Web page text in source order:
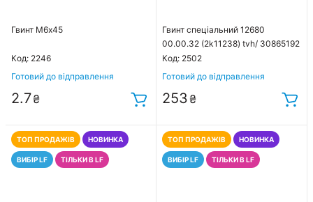
Гвинт М6х45
Код: 2246
Готовий до відправлення
2.7₴
Гвинт спеціальний 12680
00.00.32 (2k11238) tvh/ 30865192
Balkancar
Код: 2502
Готовий до відправлення
253₴
ТОП ПРОДАЖІВ НОВИНКА
ВИБІР LF ТІЛЬКИ В LF
ТОП ПРОДАЖІВ НОВИНКА
ВИБІР LF ТІЛЬКИ В LF